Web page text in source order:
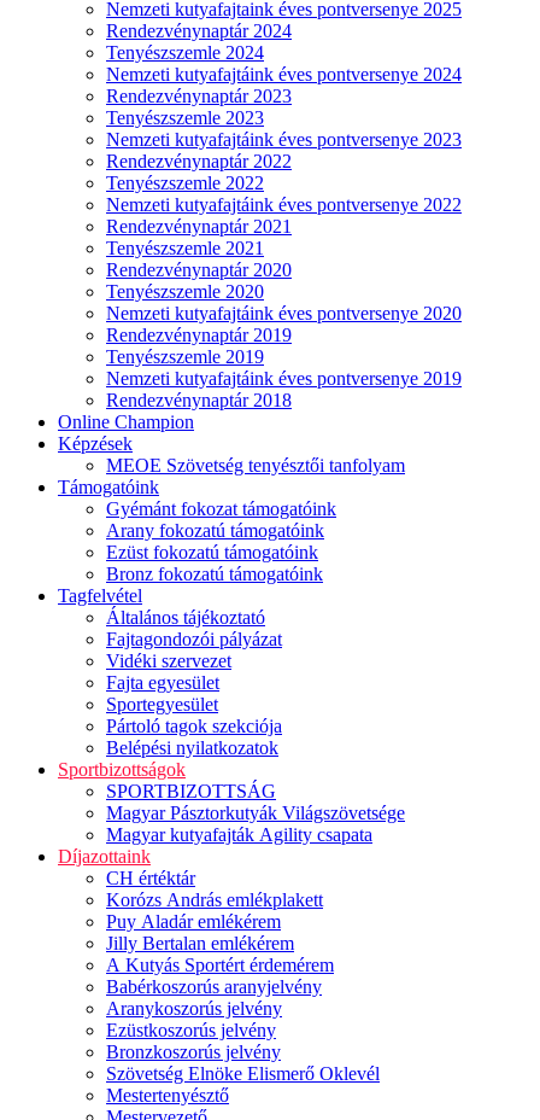
Nemzeti kutyafajtaink éves pontversenye 2025
Rendezvénynaptár 2024
Tenyészszemle 2024
Nemzeti kutyafajtáink éves pontversenye 2024
Rendezvénynaptár 2023
Tenyészszemle 2023
Nemzeti kutyafajtáink éves pontversenye 2023
Rendezvénynaptár 2022
Tenyészszemle 2022
Nemzeti kutyafajtáink éves pontversenye 2022
Rendezvénynaptár 2021
Tenyészszemle 2021
Rendezvénynaptár 2020
Tenyészszemle 2020
Nemzeti kutyafajtáink éves pontversenye 2020
Rendezvénynaptár 2019
Tenyészszemle 2019
Nemzeti kutyafajtáink éves pontversenye 2019
Rendezvénynaptár 2018
Online Champion
Képzések
MEOE Szövetség tenyésztői tanfolyam
Támogatóink
Gyémánt fokozat támogatóink
Arany fokozatú támogatóink
Ezüst fokozatú támogatóink
Bronz fokozatú támogatóink
Tagfelvétel
Általános tájékoztató
Fajtagondozói pályázat
Vidéki szervezet
Fajta egyesület
Sportegyesület
Pártoló tagok szekciója
Belépési nyilatkozatok
Sportbizottságok
SPORTBIZOTTSÁG
Magyar Pásztorkutyák Világszövetsége
Magyar kutyafajták Agility csapata
Díjazottaink
CH értéktár
Korózs András emlékplakett
Puy Aladár emlékérem
Jilly Bertalan emlékérem
A Kutyás Sportért érdemérem
Babérkoszorús aranyjelvény
Aranykoszorús jelvény
Ezüstkoszorús jelvény
Bronzkoszorús jelvény
Szövetség Elnöke Elismerő Oklevél
Mestertenyésztő